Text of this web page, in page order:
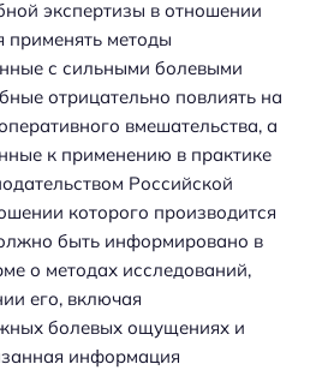
экспертизы в отношении
методы
с сильными болевыми
отрицательно повлиять на
вмешательства, а
к применению в практике
Российской
которого производится
быть информировано в
о методах исследований,
его, включая
болевых ощущениях и
информация